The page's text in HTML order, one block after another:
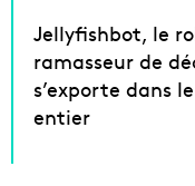
Jellyfishbot, le
ramasseur de
s’exporte dans
entier